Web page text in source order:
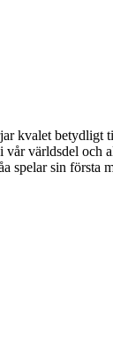
kvalet betydligt
vår världsdel och
spelar sin första